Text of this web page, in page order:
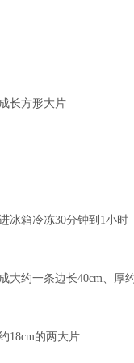
长方形大片
冰箱冷冻30分钟到1小时
大约一条边长40cm、厚
18cm的两大片